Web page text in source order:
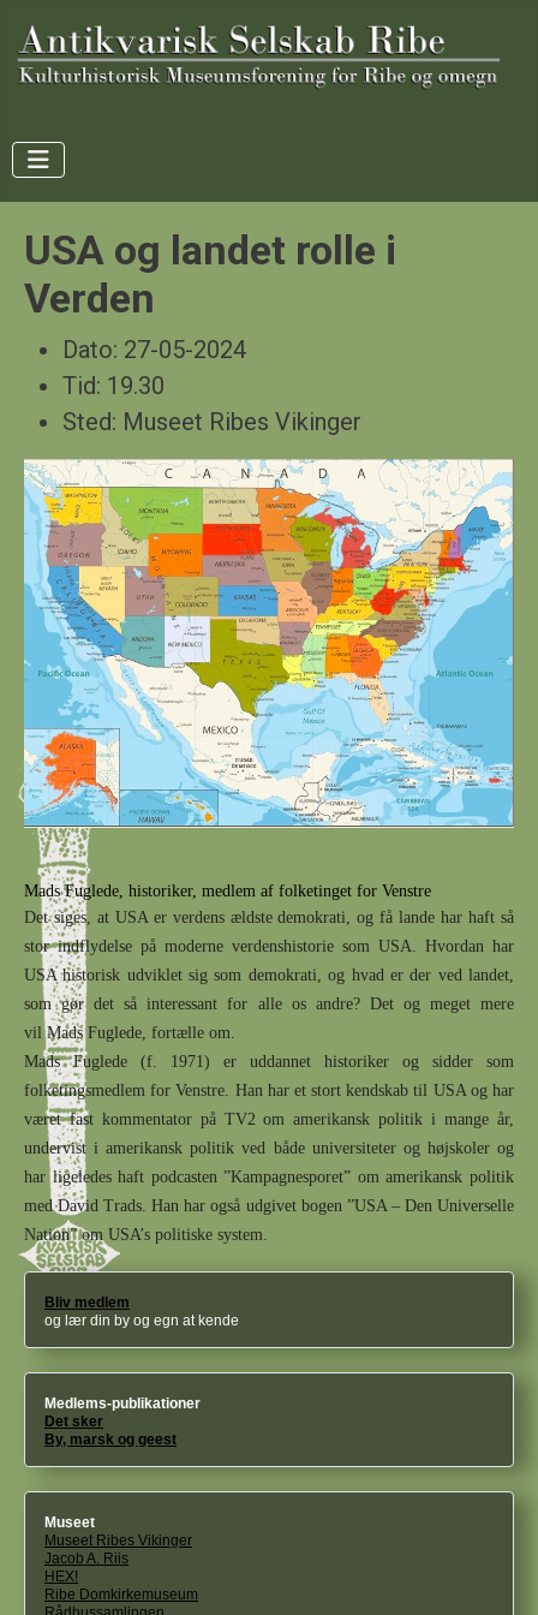
USA og landet rolle i
Verden
Dato: 27-05-2024
Tid: 19.30
Sted: Museet Ribes Vikinger
Mads Fuglede, historiker, medlem af folketinget for Venstre
Det siges, at USA er verdens ældste demokrati, og få lande har haft så
stor indflydelse på moderne verdenshistorie som USA. Hvordan har
USA historisk udviklet sig som demokrati, og hvad er der ved landet,
som gør det så interessant for alle os andre? Det og meget mere
vil Mads Fuglede, fortælle om.
Mads Fuglede (f. 1971) er uddannet historiker og sidder som
folketingsmedlem for Venstre. Han har et stort kendskab til USA og har
været fast kommentator på TV2 om amerikansk politik i mange år,
undervist i amerikansk politik ved både universiteter og højskoler og
har ligeledes haft podcasten ”Kampagnesporet” om amerikansk politik
med David Trads. Han har også udgivet bogen ”USA – Den Universelle
Nation” om USA’s politiske system.
Bliv medlem
og lær din by og egn at kende
Medlems-publikationer
Det sker
By, marsk og geest
Museet
Museet Ribes Vikinger
Jacob A. Riis
HEX!
Ribe Domkirkemuseum